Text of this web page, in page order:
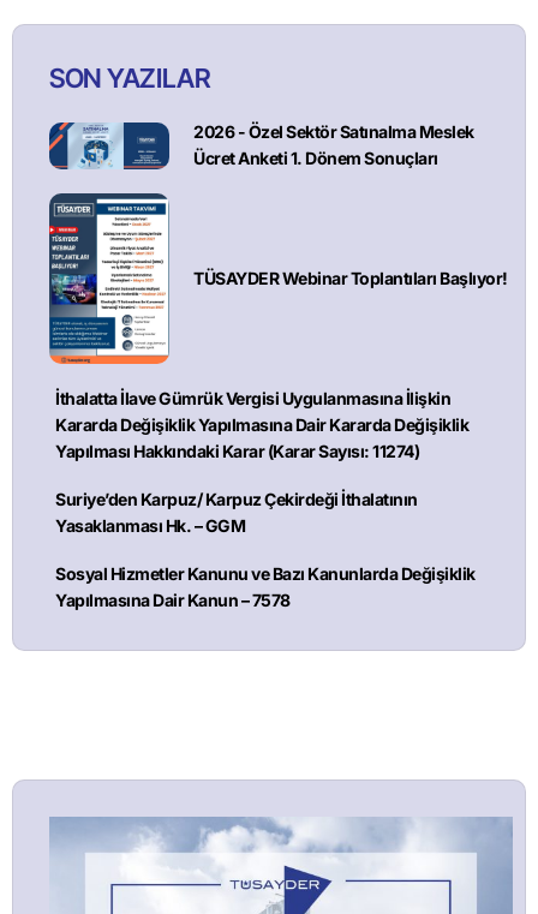
SON YAZILAR
2026 - Özel Sektör Satınalma Meslek
Ücret Anketi 1. Dönem Sonuçları
TÜSAYDER Webinar Toplantıları Başlıyor!
İthalatta İlave Gümrük Vergisi Uygulanmasına İlişkin
Kararda Değişiklik Yapılmasına Dair Kararda Değişiklik
Yapılması Hakkındaki Karar (Karar Sayısı: 11274)
Suriye’den Karpuz/ Karpuz Çekirdeği İthalatının
Yasaklanması Hk. – GGM
Sosyal Hizmetler Kanunu ve Bazı Kanunlarda Değişiklik
Yapılmasına Dair Kanun – 7578